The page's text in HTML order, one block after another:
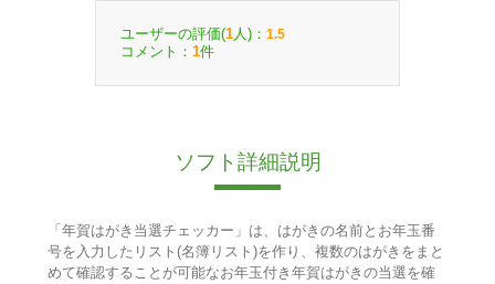
ユーザーの評価(1 人)： 1.5
コメント： 1件
ソフト詳細説明
「年賀はがき当選チェッカー」は、はがきの名前とお年玉番
号を入力したリスト(名簿リスト)を作り、複数のはがきをまと
めて確認することが可能なお年玉付き年賀はがきの当選を確